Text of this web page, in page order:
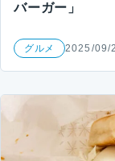
バーガー」
グルメ 2025/09/